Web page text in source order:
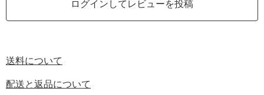
ログインしてレビューを投稿
送料について
配送と返品について